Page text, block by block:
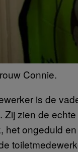
Connie.
is de
Zij zien de
het ongeduld